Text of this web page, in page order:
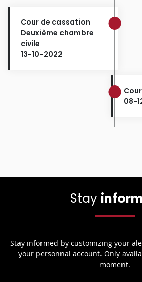
Cour de cassation
Deuxième chambre
civile
13-10-2022
08-
Stay
Stay informed by customizing your
your personnal account. Only
moment.